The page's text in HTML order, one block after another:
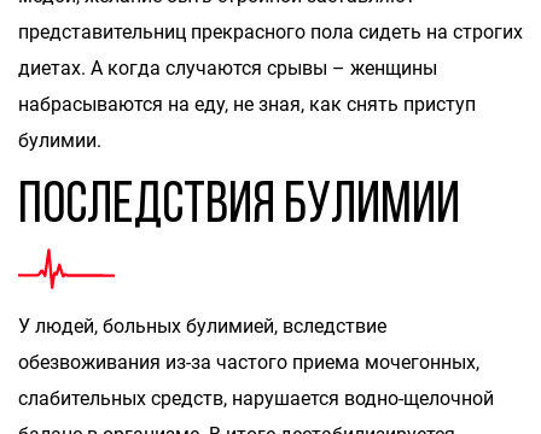
представительниц прекрасного пола сидеть на строгих
диетах. А когда случаются срывы – женщины
набрасываются на еду, не зная, как снять приступ
булимии.
Последствия булимии
У людей, больных булимией, вследствие
обезвоживания из-за частого приема мочегонных,
слабительных средств, нарушается водно-щелочной